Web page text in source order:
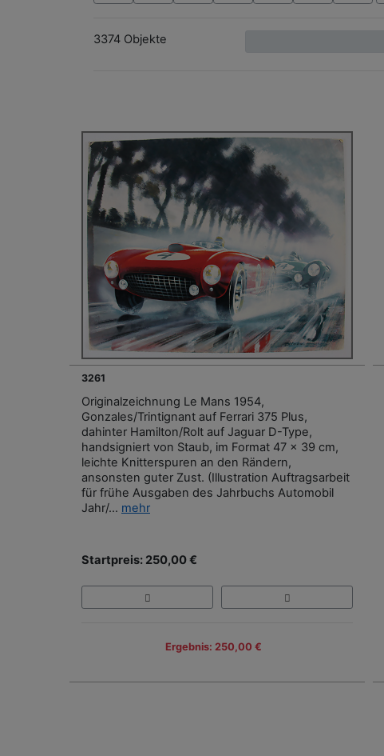
3374 Objekte
3261
Originalzeichnung Le Mans 1954,
Gonzales/Trintignant auf Ferrari 375 Plus,
dahinter Hamilton/Rolt auf Jaguar D-Type,
handsigniert von Staub, im Format 47 x 39 cm,
leichte Knitterspuren an den Rändern,
ansonsten guter Zust. (Illustration Auftragsarbeit
für frühe Ausgaben des Jahrbuchs Automobil
Jahr/... mehr
Startpreis: 250,00 €
Ergebnis: 250,00 €